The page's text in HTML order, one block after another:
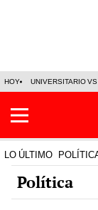
HOY UNIVERSITARIO
LO ÚLTIMO
Política